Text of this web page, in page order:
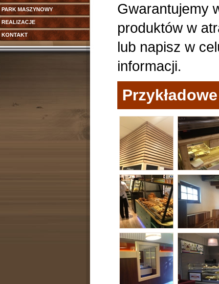
PARK MASZYNOWY
REALIZACJE
KONTAKT
Gwarantujemy
produktów w
lub napisz w
informacji.